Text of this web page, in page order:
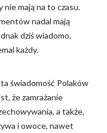
mają na to czasu.
nadal mają
dziś wiadomo,
każdy.
świadomość Polaków
że zamrażanie
a także,
i owoce, nawet
anonimowe
w celu śledzenia
Celem jest
dla
bardziej cenne dla